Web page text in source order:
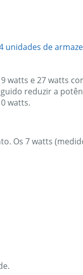
unidades de
watts e 27 watts
reduzir a
watts.
Os 7 watts